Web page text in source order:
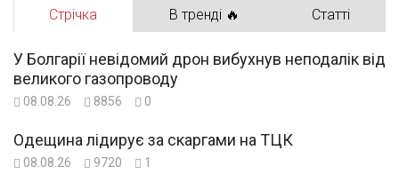
Стрічка В тренді 🔥 Статті
У Болгарії невідомий дрон вибухнув неподалік від
великого газопроводу
08.08.26 8856 0
Одещина лідирує за скаргами на ТЦК
08.08.26 9720 1